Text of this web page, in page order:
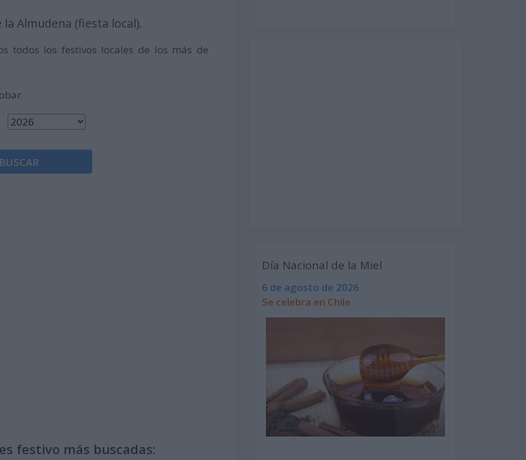
Almudena (fiesta local).
todos los festivos locales de los más de
festivo más buscadas:
Día Nacional de la Miel
6 de agosto de 2026
Se celebra en Chile